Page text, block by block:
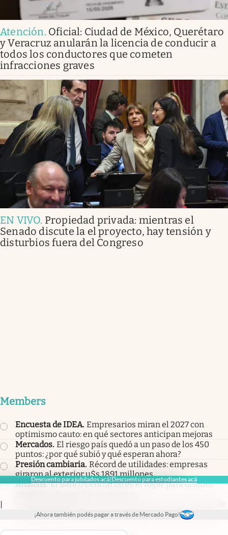
Descuento para jubilados acá|Descuento para estudiantes acá
|
¡Ahora también podés pagar a través de Mercado Pago!
Atención. Oficial: Ciudad de México, Querétaro
y Veracruz anularán la licencia de conducir a
todos los conductores que cometen
infracciones graves
EN VIVO. Propiedad privada: mientras el
Senado discute la el proyecto, hay tensión y
disturbios fuera del Congreso
Members
Encuesta de IDEA. Empresarios miran el 2027 con
optimismo cauto: en qué sectores anticipan mejoras
Mercados. El riesgo país quedó a un paso de los 450
puntos: ¿por qué subió y qué esperan ahora?
Presión cambiaria. Récord de utilidades: empresas
giraron al exterior u$s 1891 millones
Análisis. El Banco Central no es el lugar para discutir
los granos: qué está frenando al trigo, la soja y el maíz